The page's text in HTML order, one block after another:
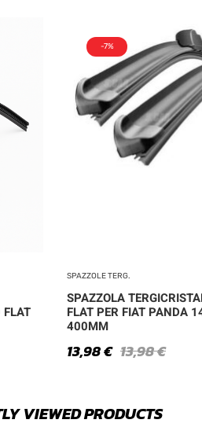
-7%
SPAZZOLE TERG.
SPAZZOLA
FLAT PER FIAT PANDA
400MM
13,98€
13,98€
VIEWED PRODUCTS